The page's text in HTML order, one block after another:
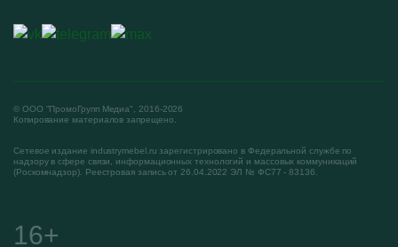
© ООО "ПромоГрупп Медиа", 2016-2026
Копирование материалов запрещено.
Сетевое издание industrymebel.ru зарегистрировано в Федеральной службе по
надзору в сфере связи, информационных технологий и массовых коммуникаций
(Роскомнадзор). Реестровая запись от 26.04.2022 ЭЛ № ФС77 - 83136.
16+